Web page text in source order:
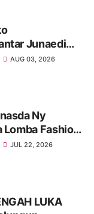
Junaedi
AUG 03, 2026
Ny
Lomba Fashion
Adat
JUL 22, 2026
LUKA